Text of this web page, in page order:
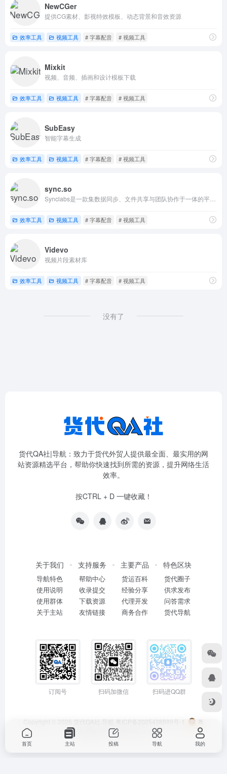
NewCGer
提供CG素材、影视特效模板、动态背景和音效资源
效率工具 视频工具 # 字幕配音 # 视频工具
Mixkit
视频、音频、插画和设计模板下载
效率工具 视频工具 # 字幕配音 # 视频工具
SubEasy
智能字幕生成
效率工具 视频工具 # 字幕配音 # 视频工具
sync.so
效率工具 视频工具 # 字幕配音 # 视频工具
Videvo
视频片段素材库
效率工具 视频工具 # 字幕配音 # 视频工具
没有了
货代QA社|导航：致力于货代外贸人提供最全面、最实用的网
站资源精选平台，帮助你快速找到所需的资源，提升网络生活
效率。
按CTRL + D 一键收藏！
关于我们
导航特色
使用说明
使用群体
关于主站
支持服务
帮助中心
收录提交
下载资源
友情链接
主要产品
货运百科
经验分享
代理开发
商务合作
特色区块
货代圈子
供求发布
问答需求
货代导航
订阅号 扫码加微信 扫码进QQ群
Copyright © 2026 货代QA社·导航 粤ICP备2025438889号-1
粤
公网安备44011402001114号
首页 主站 投稿 导航 我的